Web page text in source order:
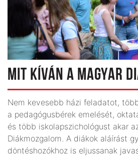
MIT KÍVÁN A MAGYAR
Nem kevesebb házi feladatot,
a pedagógusbérek emelését,
és több iskolapszichológust akar
Diákmozgalom. A diákok aláírást
döntéshozókhoz is eljussanak